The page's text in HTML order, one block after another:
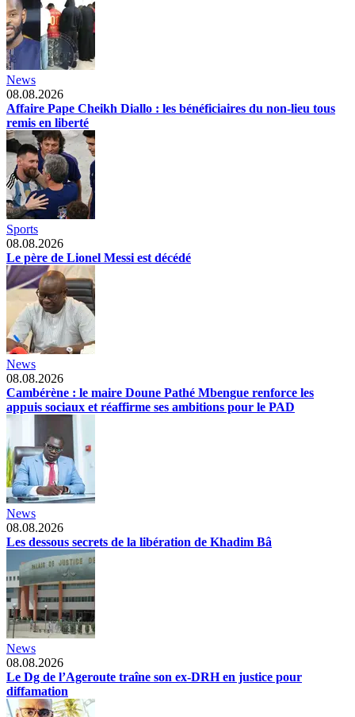
News
08.08.2026
Affaire Pape Cheikh Diallo : les bénéficiaires du non-lieu tous
remis en liberté
Sports
08.08.2026
Le père de Lionel Messi est décédé
News
08.08.2026
Cambérène : le maire Doune Pathé Mbengue renforce les
appuis sociaux et réaffirme ses ambitions pour le PAD
News
08.08.2026
Les dessous secrets de la libération de Khadim Bâ
News
08.08.2026
Le Dg de l’Ageroute traîne son ex-DRH en justice pour
diffamation